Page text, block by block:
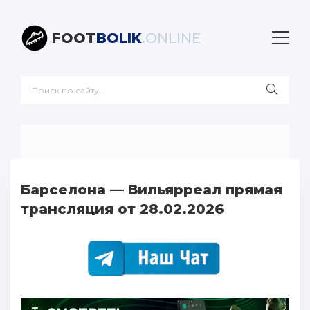
FOOTBOLIK.ONLINE
Барселона — Вильярреал прямая
трансляция от 28.02.2026